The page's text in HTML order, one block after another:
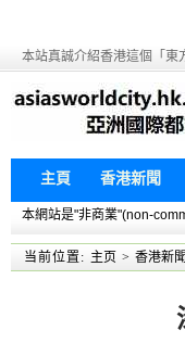
本站真誠介紹香港這個「東
主頁 香港新聞
本網站是"非商業"(non-
当前位置: 主页 > 香港新聞